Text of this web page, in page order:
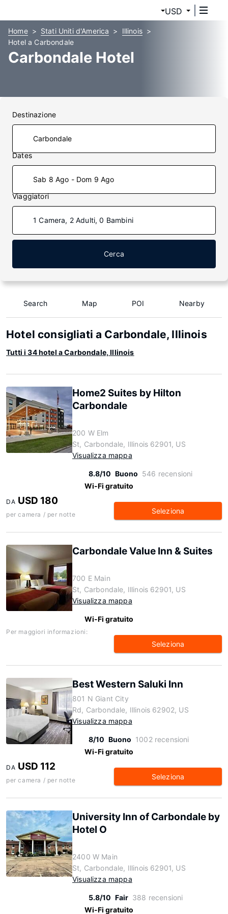
USD
Home Stati Uniti d'America
Illinois
Hotel a Carbondale
Carbondale Hotel
Destinazione
Dates
Sab 8 Ago - Dom 9 Ago
Viaggiatori
1 Camera, 2 Adulti, 0 Bambini
Cerca
Search Map POI Nearby
Hotel consigliati a Carbondale, Illinois
Tutti i 34 hotel a Carbondale, Illinois
Home2 Suites by Hilton
Carbondale
200 W Elm
St, Carbondale, Illinois 62901, US
Visualizza mappa
8.8/10 Buono 546 recensioni
Wi-Fi gratuito
DA USD 180
per camera / per notte Seleziona
Carbondale Value Inn & Suites
700 E Main
St, Carbondale, Illinois 62901, US
Visualizza mappa
Wi-Fi gratuito
Per maggiori informazioni:
Seleziona
Best Western Saluki Inn
801 N Giant City
Rd, Carbondale, Illinois 62902, US
Visualizza mappa
8/10 Buono 1002 recensioni
Wi-Fi gratuito
DA USD 112
per camera / per notte Seleziona
University Inn of Carbondale by
Hotel O
2400 W Main
St, Carbondale, Illinois 62901, US
Visualizza mappa
5.8/10 Fair 388 recensioni
Wi-Fi gratuito